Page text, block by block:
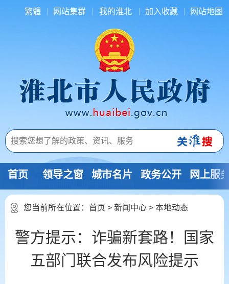
繁體 网站集群 我的淮北 加入收藏 网站地图
首页 领导之窗 城市名片 政务公开 网上服
您当前所在位置： 首页 > 新闻中心 > 本地动态
警方提示：诈骗新套路！国家
五部门联合发布风险提示